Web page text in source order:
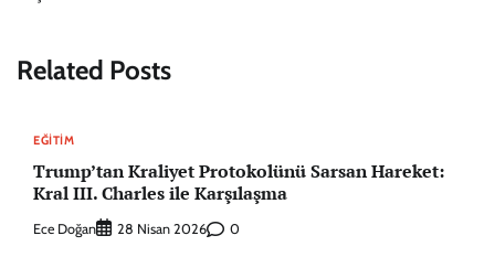
Related Posts
EĞITIM
Trump’tan Kraliyet Protokolünü Sarsan Hareket:
Kral III. Charles ile Karşılaşma
Ece Doğan 28 Nisan 2026 0